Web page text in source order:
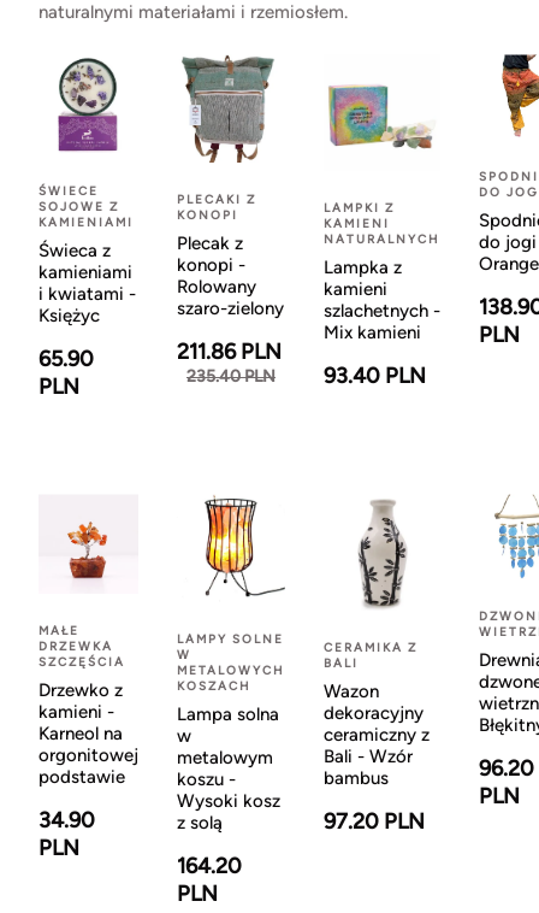
naturalnymi materiałami i rzemiosłem.
ŚWIECE
SOJOWE Z
KAMIENIAMI
Świeca z
kamieniami
i kwiatami -
Księżyc
65.90
PLN
PLECAKI Z
KONOPI
Plecak z
konopi -
Rolowany
szaro-zielony
211.86 PLN
235.40 PLN
LAMPKI Z
KAMIENI
NATURALNYCH
Lampka z
kamieni
szlachetnych -
Mix kamieni
93.40 PLN
DO
do
Orange
PLN
MAŁE
DRZEWKA
SZCZĘŚCIA
Drzewko z
kamieni -
Karneol na
orgonitowej
podstawie
34.90
PLN
LAMPY SOLNE
W
METALOWYCH
KOSZACH
Lampa solna
w
metalowym
koszu -
Wysoki kosz
z solą
164.20
PLN
CERAMIKA Z
BALI
Wazon
dekoracyjny
ceramiczny z
Bali - Wzór
bambus
97.20 PLN
96.20
PLN